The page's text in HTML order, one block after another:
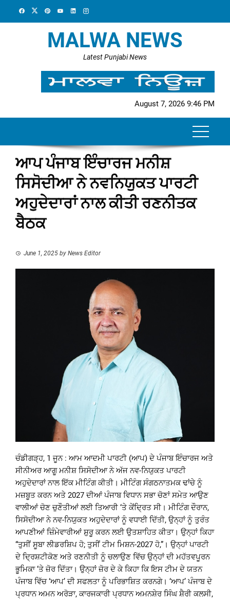
MALWA NEWS
Latest Punjabi News
August 7, 2026 9:46 PM
ਆਪ ਪੰਜਾਬ ਇੰਚਾਰਜ ਮਨੀਸ਼
ਸਿਸੋਦੀਆ ਨੇ ਨਵਨਿਯੁਕਤ ਪਾਰਟੀ
ਅਹੁਦੇਦਾਰਾਂ ਨਾਲ ਕੀਤੀ ਰਣਨੀਤਕ
ਬੈਠਕ
June 1, 2025 by News Editor
ਚੰਡੀਗੜ੍ਹ, 1 ਜੂਨ : ਆਮ ਆਦਮੀ ਪਾਰਟੀ (ਆਪ) ਦੇ ਪੰਜਾਬ ਇੰਚਾਰਜ ਅਤੇ
ਸੀਨੀਅਰ ਆਗੂ ਮਨੀਸ਼ ਸਿਸੋਦੀਆ ਨੇ ਅੱਜ ਨਵ-ਨਿਯੁਕਤ ਪਾਰਟੀ
ਅਹੁਦੇਦਾਰਾਂ ਨਾਲ ਇੱਕ ਮੀਟਿੰਗ ਕੀਤੀ। ਮੀਟਿੰਗ ਸੰਗਠਨਾਤਮਕ ਢਾਂਚੇ ਨੂੰ
ਮਜ਼ਬੂਤ ​​ਕਰਨ ਅਤੇ 2027 ਦੀਆਂ ਪੰਜਾਬ ਵਿਧਾਨ ਸਭਾ ਚੋਣਾਂ ਸਮੇਤ ਆਉਣ
ਵਾਲੀਆਂ ਚੋਣ ਚੁਣੌਤੀਆਂ ਲਈ ਤਿਆਰੀ ‘ਤੇ ਕੇਂਦ੍ਰਿਤ ਸੀ। ਮੀਟਿੰਗ ਦੌਰਾਨ,
ਸਿਸੋਦੀਆ ਨੇ ਨਵ-ਨਿਯੁਕਤ ਅਹੁਦੇਦਾਰਾਂ ਨੂੰ ਵਧਾਈ ਦਿੱਤੀ, ਉਨ੍ਹਾਂ ਨੂੰ ਤੁਰੰਤ
ਆਪਣੀਆਂ ਜ਼ਿੰਮੇਵਾਰੀਆਂ ਸ਼ੁਰੂ ਕਰਨ ਲਈ ਉਤਸ਼ਾਹਿਤ ਕੀਤਾ। ਉਨ੍ਹਾਂ ਕਿਹਾ
“ਤੁਸੀਂ ਸੂਬਾ ਲੀਡਰਸ਼ਿਪ ਹੋ; ਤੁਸੀਂ ਟੀਮ ਮਿਸ਼ਨ-2027 ਹੋ,”। ਉਨ੍ਹਾਂ ਪਾਰਟੀ
ਦੇ ਦ੍ਰਿਸ਼ਟੀਕੋਣ ਅਤੇ ਰਣਨੀਤੀ ਨੂੰ ਚਲਾਉਣ ਵਿੱਚ ਉਨ੍ਹਾਂ ਦੀ ਮਹੱਤਵਪੂਰਨ
ਭੂਮਿਕਾ ‘ਤੇ ਜ਼ੋਰ ਦਿੱਤਾ। ਉਨ੍ਹਾਂ ਜ਼ੋਰ ਦੇ ਕੇ ਕਿਹਾ ਕਿ ਇਸ ਟੀਮ ਦੇ ਯਤਨ
ਪੰਜਾਬ ਵਿੱਚ ‘ਆਪ’ ਦੀ ਸਫਲਤਾ ਨੂੰ ਪਰਿਭਾਸ਼ਿਤ ਕਰਨਗੇ। ‘ਆਪ’ ਪੰਜਾਬ ਦੇ
ਪ੍ਰਧਾਨ ਅਮਨ ਅਰੋੜਾ, ਕਾਰਜਕਾਰੀ ਪ੍ਰਧਾਨ ਅਮਨਸ਼ੇਰ ਸਿੰਘ ਸ਼ੈਰੀ ਕਲਸੀ,